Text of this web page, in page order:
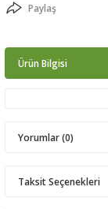
Paylaş
Ürün Bilgisi
Yorumlar (0)
Taksit Seçenekleri